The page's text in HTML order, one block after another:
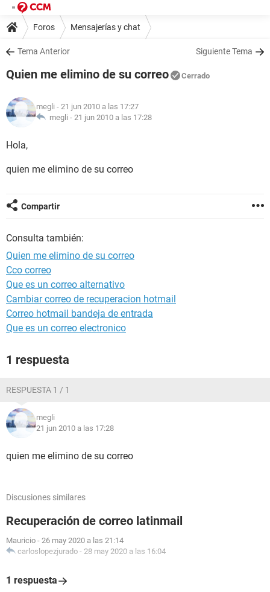
Foros Mensajerías y chat
Tema Anterior Siguiente Tema
Quien me elimino de su correo Cerrado
megli - 21 jun 2010 a las 17:27
megli - 21 jun 2010 a las 17:28
Hola,
quien me elimino de su correo
Compartir
Consulta también:
Quien me elimino de su correo
Cco correo
Que es un correo alternativo
Cambiar correo de recuperacion hotmail
Correo hotmail bandeja de entrada
Que es un correo electronico
1 respuesta
RESPUESTA 1 / 1
megli
21 jun 2010 a las 17:28
quien me elimino de su correo
Discusiones similares
Recuperación de correo latinmail
Mauricio - 26 may 2020 a las 21:14
carloslopezjurado - 28 may 2020 a las 16:04
1 respuesta